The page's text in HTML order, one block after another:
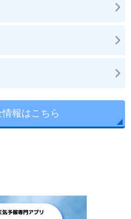
報はこちら